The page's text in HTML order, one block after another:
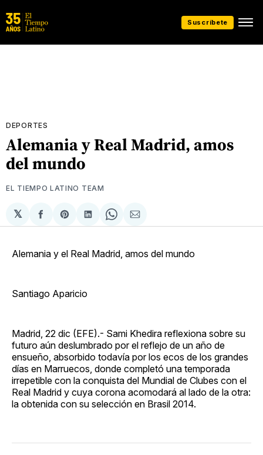
Suscríbete
DEPORTES
Alemania y Real Madrid, amos
del mundo
EL TIEMPO LATINO TEAM
𝕏
Compartir
en
Share
on
Compartir
en
Share
on
Compartir
via
Alemania y el Real Madrid, amos del mundo
Santiago Aparicio
Madrid, 22 dic (EFE).- Sami Khedira reflexiona sobre su
futuro aún deslumbrado por el reflejo de un año de
ensueño, absorbido todavía por los ecos de los grandes
días en Marruecos, donde completó una temporada
irrepetible con la conquista del Mundial de Clubes con el
Real Madrid y cuya corona acomodará al lado de la otra:
la obtenida con su selección en Brasil 2014.